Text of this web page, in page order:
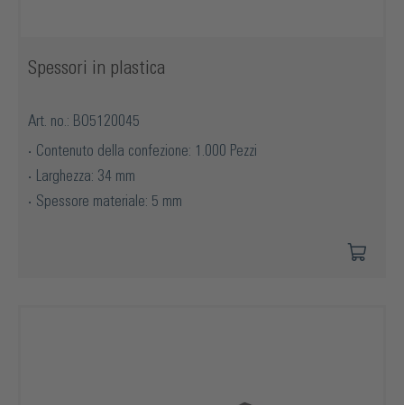
Spessori in plastica
Art. no.: BO5120045
Contenuto della confezione: 1.000 Pezzi
Larghezza: 34 mm
Spessore materiale: 5 mm